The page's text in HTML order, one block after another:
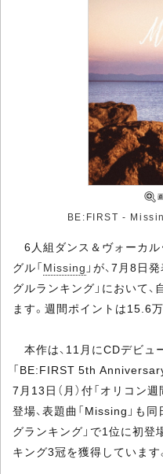
BE:FIRST -
6人組ダンス＆ヴォーカル
グル「Missing 」が、7月8日
グルランキング」において
ます。週間ポイントは15.6万
本作は、11月にCDデビ
「BE:FIRST 5th
7月13日（月）付「オリコン
登場、表題曲「Missing」も
グランキング」で1位に初登
キング3冠を獲得しています